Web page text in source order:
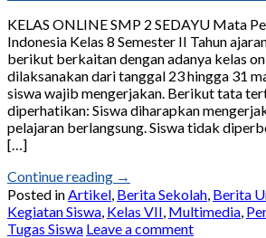
KELAS ONLINE SMP 2 SEDAYU Mata
Indonesia Kelas 8 Semester II Tahun
berikut berkaitan dengan adanya kelas
dilaksanakan dari tanggal 23 hingga 31
siswa wajib mengerjakan. Berikut tata
diperhatikan: Siswa diharapkan
pelajaran berlangsung. Siswa tidak
[…]
Continue reading →
Posted in Artikel Berita Sekolah Berita
Kegiatan Siswa Kelas VII Multimedia
Tugas Siswa Leave a comment